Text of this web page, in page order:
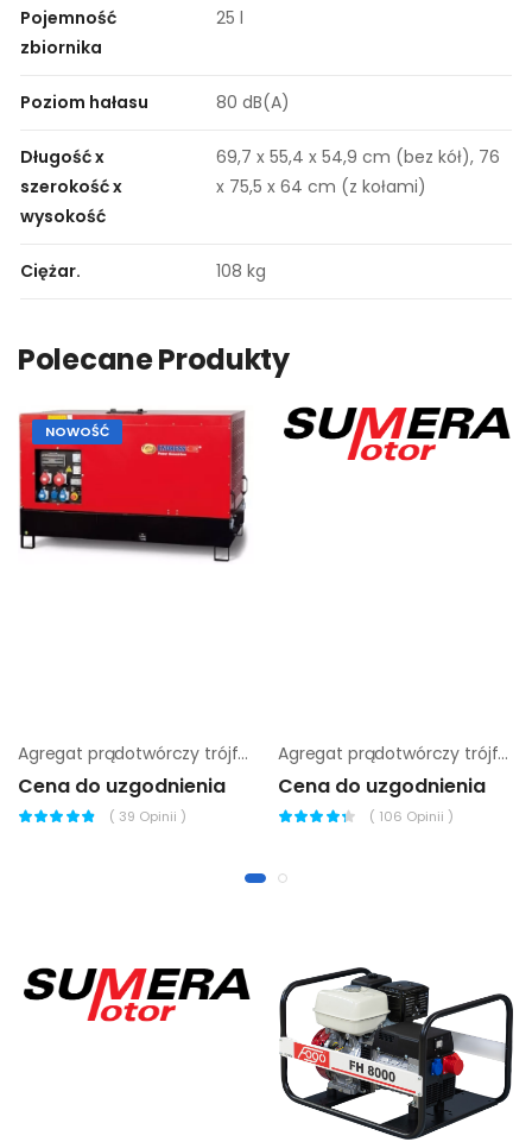
Pojemność
zbiornika
25 l
Poziom hałasu 80 dB(A)
Długość x
szerokość x
wysokość
69,7 x 55,4 x 54,9 cm (bez kół), 76
x 75,5 x 64 cm (z kołami)
Ciężar. 108 kg
Polecane Produkty
NOWOŚĆ
Agregat prądotwórczy trójfazowy Endress ESE 15 YW-B
Cena do uzgodnienia
( 39 Opinii )
Agregat prądotwórczy trójfazowy Sumera Motor SMG-60LD-S
Cena do uzgodnienia
( 106 Opinii )